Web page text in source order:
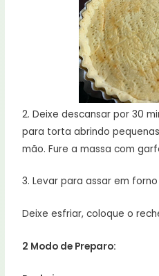
2. Deixe descansar por 30
para torta abrindo
mão. Fure a massa com
3. Levar para assar em
Deixe esfriar, coloque o
2 Modo de Preparo: